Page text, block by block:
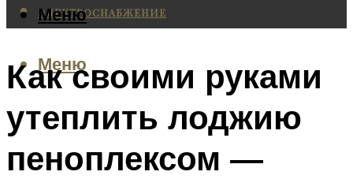
ЭЛЕКТРОСНАБЖЕНИЕ
Меню
Меню
Как своими руками
утеплить лоджию
пеноплексом —